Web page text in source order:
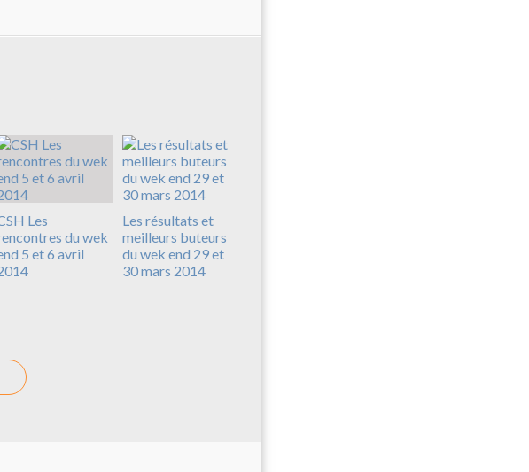
Les
du wek
5 et 6 avril
Les résultats et
meilleurs buteurs
du wek end 29 et
30 mars 2014